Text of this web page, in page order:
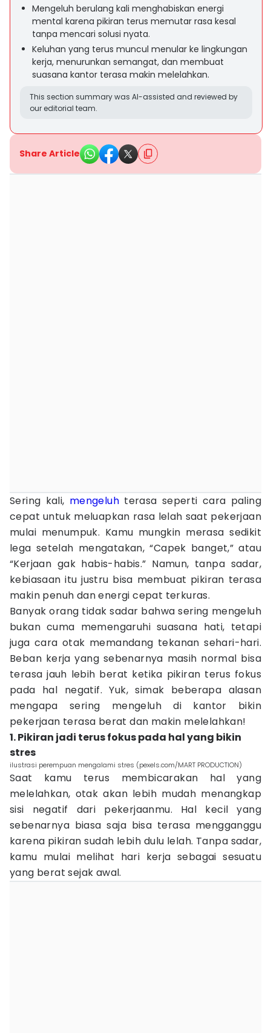
Mengeluh berulang kali menghabiskan energi
mental karena pikiran terus memutar rasa kesal
tanpa mencari solusi nyata.
Keluhan yang terus muncul menular ke lingkungan
kerja, menurunkan semangat, dan membuat
suasana kantor terasa makin melelahkan.
This section summary was AI-assisted and reviewed by
our editorial team.
Share Article
Sering kali, mengeluh terasa seperti cara paling
cepat untuk meluapkan rasa lelah saat pekerjaan
mulai menumpuk. Kamu mungkin merasa sedikit
lega setelah mengatakan, “Capek banget,” atau
“Kerjaan gak habis-habis.” Namun, tanpa sadar,
kebiasaan itu justru bisa membuat pikiran terasa
makin penuh dan energi cepat terkuras.
Banyak orang tidak sadar bahwa sering mengeluh
bukan cuma memengaruhi suasana hati, tetapi
juga cara otak memandang tekanan sehari-hari.
Beban kerja yang sebenarnya masih normal bisa
terasa jauh lebih berat ketika pikiran terus fokus
pada hal negatif. Yuk, simak beberapa alasan
mengapa sering mengeluh di kantor bikin
pekerjaan terasa berat dan makin melelahkan!
1. Pikiran jadi terus fokus pada hal yang bikin
stres
ilustrasi perempuan mengalami stres (pexels.com/MART PRODUCTION)
Saat kamu terus membicarakan hal yang
melelahkan, otak akan lebih mudah menangkap
sisi negatif dari pekerjaanmu. Hal kecil yang
sebenarnya biasa saja bisa terasa mengganggu
karena pikiran sudah lebih dulu lelah. Tanpa sadar,
kamu mulai melihat hari kerja sebagai sesuatu
yang berat sejak awal.